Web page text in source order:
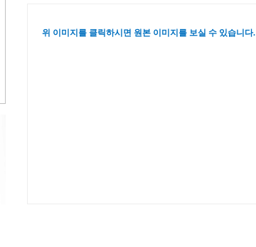
위 이미지를 클릭하시면 원본 이미지를 보실 수 있습니다.